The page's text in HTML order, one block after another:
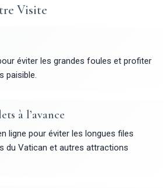
Visite
éviter les grandes foules et profiter
paisible.
à l’avance
ligne pour éviter les longues files
du Vatican et autres attractions